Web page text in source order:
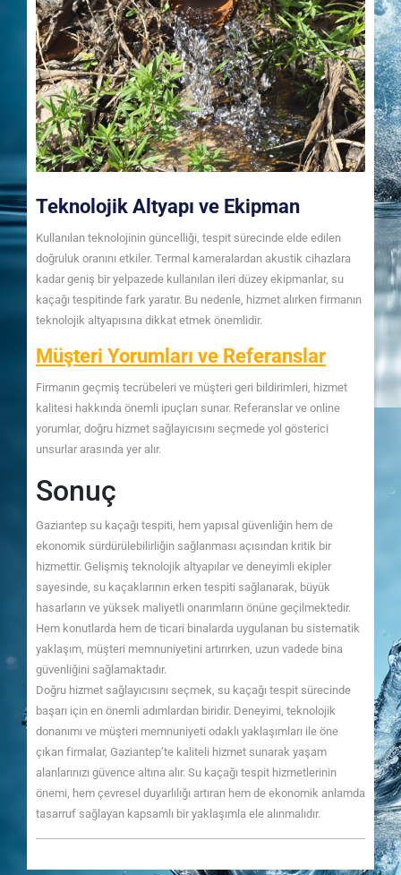
Teknolojik Altyapı ve Ekipman
Kullanılan teknolojinin güncelliği, tespit sürecinde elde edilen
doğruluk oranını etkiler. Termal kameralardan akustik cihazlara
kadar geniş bir yelpazede kullanılan ileri düzey ekipmanlar, su
kaçağı tespitinde fark yaratır. Bu nedenle, hizmet alırken firmanın
teknolojik altyapısına dikkat etmek önemlidir.
Müşteri Yorumları ve Referanslar
Firmanın geçmiş tecrübeleri ve müşteri geri bildirimleri, hizmet
kalitesi hakkında önemli ipuçları sunar. Referanslar ve online
yorumlar, doğru hizmet sağlayıcısını seçmede yol gösterici
unsurlar arasında yer alır.
Sonuç
Gaziantep su kaçağı tespiti, hem yapısal güvenliğin hem de
ekonomik sürdürülebilirliğin sağlanması açısından kritik bir
hizmettir. Gelişmiş teknolojik altyapılar ve deneyimli ekipler
sayesinde, su kaçaklarının erken tespiti sağlanarak, büyük
hasarların ve yüksek maliyetli onarımların önüne geçilmektedir.
Hem konutlarda hem de ticari binalarda uygulanan bu sistematik
yaklaşım, müşteri memnuniyetini artırırken, uzun vadede bina
güvenliğini sağlamaktadır.
Doğru hizmet sağlayıcısını seçmek, su kaçağı tespit sürecinde
başarı için en önemli adımlardan biridir. Deneyimi, teknolojik
donanımı ve müşteri memnuniyeti odaklı yaklaşımları ile öne
çıkan firmalar, Gaziantep’te kaliteli hizmet sunarak yaşam
alanlarınızı güvence altına alır. Su kaçağı tespit hizmetlerinin
önemi, hem çevresel duyarlılığı artıran hem de ekonomik anlamda
tasarruf sağlayan kapsamlı bir yaklaşımla ele alınmalıdır.